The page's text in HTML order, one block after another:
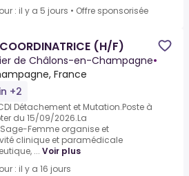
: il y a 5 jours • Offre sponsorisée
(H/F)
de Châlons-en-Champagne•
France
+2
Détachement et Mutation.Poste à
du 15/09/2026.La
Femme organise et
clinique et paramédicale
... Voir plus
: il y a 16 jours